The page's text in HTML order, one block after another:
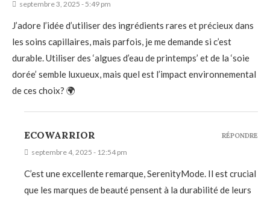
septembre 3, 2025 - 5:49 pm
J’adore l’idée d’utiliser des ingrédients rares et précieux dans
les soins capillaires, mais parfois, je me demande si c’est
durable. Utiliser des ‘algues d’eau de printemps’ et de la ‘soie
dorée’ semble luxueux, mais quel est l’impact environnemental
de ces choix? 🌍
ECOWARRIOR
septembre 4, 2025 - 12:54 pm
C’est une excellente remarque, SerenityMode. Il est crucial
que les marques de beauté pensent à la durabilité de leurs
RÉPONDRE